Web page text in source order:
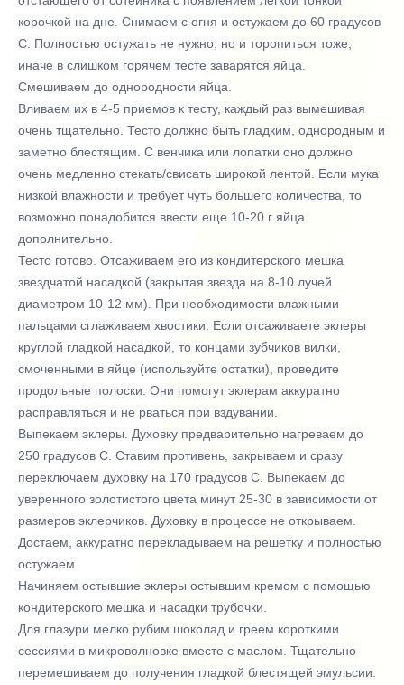
корочкой на дне. Снимаем с огня и остужаем до 60 градусов
С. Полностью остужать не нужно, но и торопиться тоже,
иначе в слишком горячем тесте заварятся яйца.
Смешиваем до однородности яйца.
Вливаем их в 4-5 приемов к тесту, каждый раз вымешивая
очень тщательно. Тесто должно быть гладким, однородным и
заметно блестящим. С венчика или лопатки оно должно
очень медленно стекать/свисать широкой лентой. Если мука
низкой влажности и требует чуть большего количества, то
возможно понадобится ввести еще 10-20 г яйца
дополнительно.
Тесто готово. Отсаживаем его из кондитерского мешка
звездчатой насадкой (закрытая звезда на 8-10 лучей
диаметром 10-12 мм). При необходимости влажными
пальцами сглаживаем хвостики. Если отсаживаете эклеры
круглой гладкой насадкой, то концами зубчиков вилки,
смоченными в яйце (используйте остатки), проведите
продольные полоски. Они помогут эклерам аккуратно
расправляться и не рваться при вздувании.
Выпекаем эклеры. Духовку предварительно нагреваем до
250 градусов С. Ставим противень, закрываем и сразу
переключаем духовку на 170 градусов С. Выпекаем до
уверенного золотистого цвета минут 25-30 в зависимости от
размеров эклерчиков. Духовку в процессе не открываем.
Достаем, аккуратно перекладываем на решетку и полностью
остужаем.
Начиняем остывшие эклеры остывшим кремом с помощью
кондитерского мешка и насадки трубочки.
Для глазури мелко рубим шоколад и греем короткими
сессиями в микроволновке вместе с маслом. Тщательно
перемешиваем до получения гладкой блестящей эмульсии.